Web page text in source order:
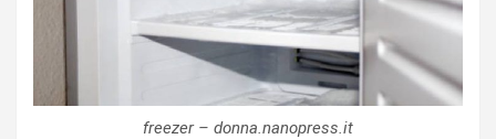
freezer – donna.nanopress.it